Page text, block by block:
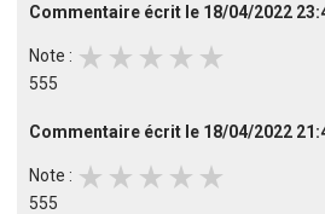
Commentaire écrit le 18/04/2022
Note : star_rate star_rate star_rate star_rate star_rate
555
Commentaire écrit le 18/04/2022
Note : star_rate star_rate star_rate star_rate star_rate
555